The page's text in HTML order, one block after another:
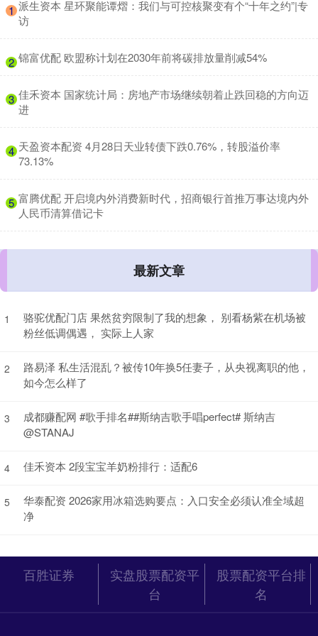
1 ​派生资本 星环聚能谭熠：我们与可控核聚变有个“十年之约”|专
访
2 ​锦富优配 欧盟称计划在2030年前将碳排放量削减54%
3 ​佳禾资本 国家统计局：房地产市场继续朝着止跌回稳的方向迈
进
4 ​天盈资本配资 4月28日天业转债下跌0.76%，转股溢价率
73.13%
5 ​富腾优配 开启境内外消费新时代，招商银行首推万事达境内外
人民币清算借记卡
最新文章
1
骆驼优配门店 果然贫穷限制了我的想象， 别看杨紫在机场被
粉丝低调偶遇， 实际上人家
2
路易泽 私生活混乱？被传10年换5任妻子，从央视离职的他，
如今怎么样了
3
成都赚配网 #歌手排名##斯纳吉歌手唱perfect# 斯纳吉
@STANAJ
4 佳禾资本 2段宝宝羊奶粉排行：适配6
5
华泰配资 2026家用冰箱选购要点：入口安全必须认准全域超
净
百胜证券
实盘股票配资平
台
股票配资平台排
名